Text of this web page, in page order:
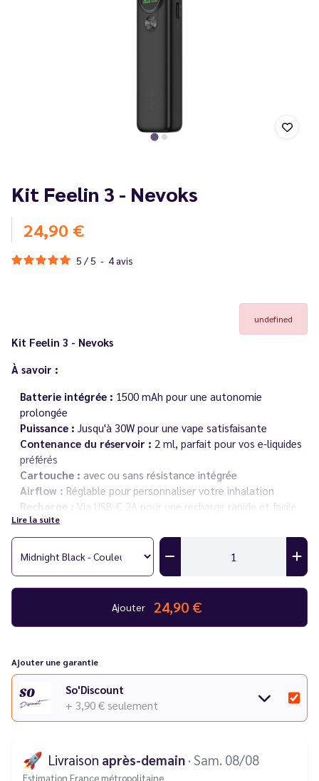
Kit Feelin 3 - Nevoks
24,90 €
5 / 5 - 4avis
undefined
Kit Feelin 3 - Nevoks
À savoir :
Batterie intégrée : 1500 mAh pour une autonomie
prolongée
Puissance : Jusqu'à 30W pour une vape satisfaisante
Contenance du réservoir : 2 ml, parfait pour vos e-liquides
préférés
Cartouche : avec ou sans résistance intégrée
Airflow : Réglable pour personnaliser votre inhalation
Recharge : Via USB-C 2A pour une recharge rapide et facile
Pour éviter les fuites, nous vous recommandons d'utiliser des
e-liquides avec un taux fluide entre 70/30 et 50/50 PG/VG.
Vous rencontrez un souci avec votre cigarette électronique ?
guide des différentes pannes
catalogue.
Lire la suite
Ajouter 24,90 €
Ajouter une garantie
So'Discount
+ 3,90 € seulement
🚀 Livraison après-demain · Sam. 08/08
Estimation France métropolitaine